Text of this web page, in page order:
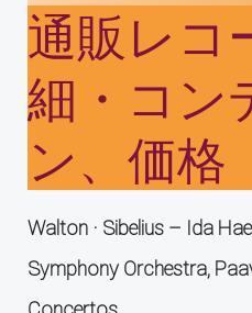
通販レコ
細・コン
ン、価格
Walton · Sibelius – Ida
Symphony Orchestra,